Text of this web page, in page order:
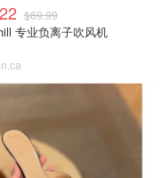
$69.99
专业负离子吹风机